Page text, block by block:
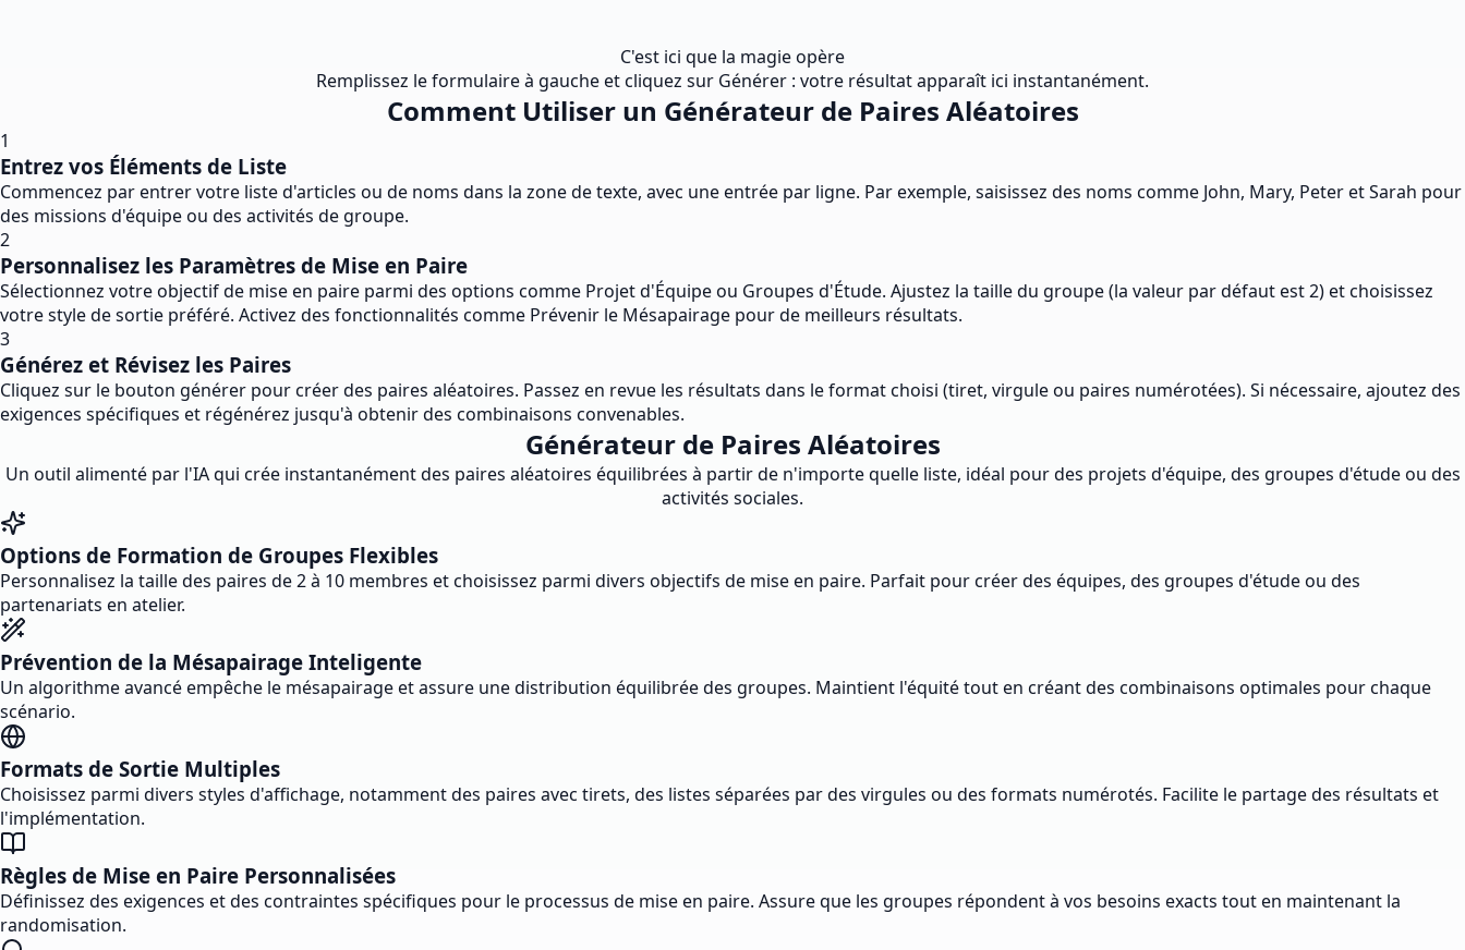
C'est ici que la magie opère
Remplissez le formulaire à gauche et cliquez sur Générer : votre résultat apparaît ici instantanément.
Comment Utiliser un Générateur de Paires Aléatoires
1
Entrez vos Éléments de Liste
Commencez par entrer votre liste d'articles ou de noms dans la zone de texte, avec une entrée par ligne. Par exemple, saisissez des noms comme John, Mary, Peter et Sarah pour
des missions d'équipe ou des activités de groupe.
2
Personnalisez les Paramètres de Mise en Paire
Sélectionnez votre objectif de mise en paire parmi des options comme Projet d'Équipe ou Groupes d'Étude. Ajustez la taille du groupe (la valeur par défaut est 2) et choisissez
votre style de sortie préféré. Activez des fonctionnalités comme Prévenir le Mésapairage pour de meilleurs résultats.
3
Générez et Révisez les Paires
Cliquez sur le bouton générer pour créer des paires aléatoires. Passez en revue les résultats dans le format choisi (tiret, virgule ou paires numérotées). Si nécessaire, ajoutez des
exigences spécifiques et régénérez jusqu'à obtenir des combinaisons convenables.
Générateur de Paires Aléatoires
Un outil alimenté par l'IA qui crée instantanément des paires aléatoires équilibrées à partir de n'importe quelle liste, idéal pour des projets d'équipe, des groupes d'étude ou des
activités sociales.
Options de Formation de Groupes Flexibles
Personnalisez la taille des paires de 2 à 10 membres et choisissez parmi divers objectifs de mise en paire. Parfait pour créer des équipes, des groupes d'étude ou des
partenariats en atelier.
Prévention de la Mésapairage Inteligente
Un algorithme avancé empêche le mésapairage et assure une distribution équilibrée des groupes. Maintient l'équité tout en créant des combinaisons optimales pour chaque
scénario.
Formats de Sortie Multiples
Choisissez parmi divers styles d'affichage, notamment des paires avec tirets, des listes séparées par des virgules ou des formats numérotés. Facilite le partage des résultats et
l'implémentation.
Règles de Mise en Paire Personnalisées
Définissez des exigences et des contraintes spécifiques pour le processus de mise en paire. Assure que les groupes répondent à vos besoins exacts tout en maintenant la
randomisation.